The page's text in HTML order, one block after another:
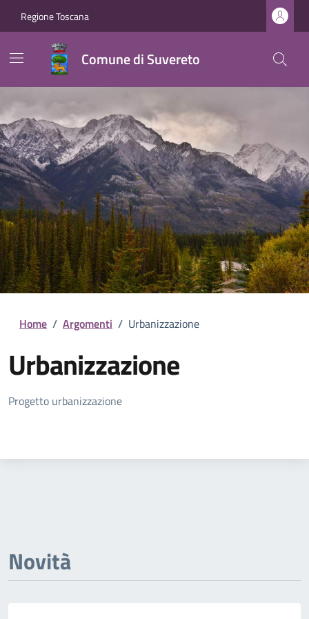
Regione Toscana
Comune di Suvereto
Home / Argomenti / Urbanizzazione
Urbanizzazione
Dettagli della notizia
Progetto urbanizzazione
Novità